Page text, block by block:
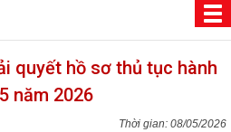
quyết hồ sơ thủ tục hành
năm 2026
08/05/2026